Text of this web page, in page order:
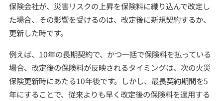
保険会社が、災害リスクの上昇を保険料に織り込んで改定し
た場合、その影響を受けるのは、改定後に新規契約するか、
更新した時です。
例えば、10年の長期契約で、かつ一括で保険料を払っている
場合、改定後の保険料が反映されるタイミングは、次の火災
保険更新時にあたる10年後です。しかし、最長契約期間を5
年にすることで、従来よりも早く改定後の保険料を適用する